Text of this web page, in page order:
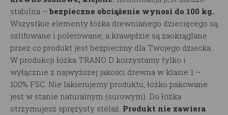
stabilna – bezpieczne obciążenie wynosi do 100 kg.
Wszystkie elementy łóżka drewnianego dziecięcego są
szlifowane i polerowane, a krawędzie są zaokrąglane
przez co produkt jest bezpieczny dla Twojego dziecka.
W produkcji łóżka TRANO D korzystamy tylko i
wyłącznie z najwyższej jakości drewna w klasie 1 –
100% FSC. Nie lakierujemy produktu, łóżko pakowane
jest w stanie naturalnym (surowym). Do łóżka
otrzymujesz sprężysty stelaż. Produkt nie zawiera